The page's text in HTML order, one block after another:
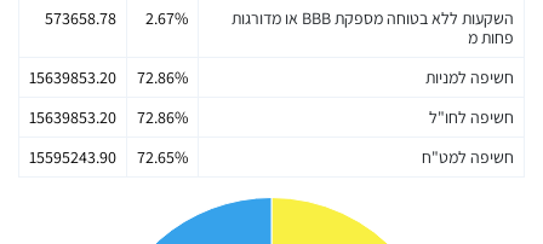
השקעות ללא בטוחה מספקת BBB או מדורגות
פחות מ
2.67%
573658.78
חשיפה למניות 72.86%
15639853.20
חשיפה לחו"ל
72.86%
15639853.20
חשיפה למט"ח
72.65%
15595243.90